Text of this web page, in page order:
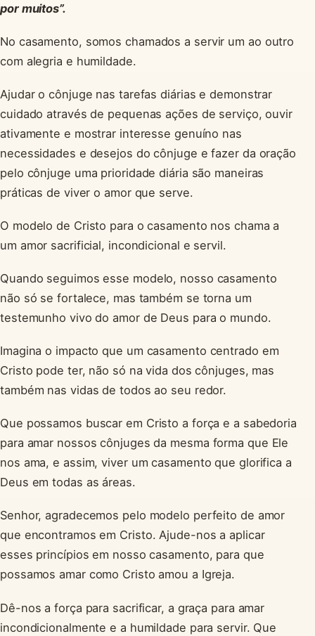
por muitos”.
No casamento, somos chamados a servir um ao outro
com alegria e humildade.
Ajudar o cônjuge nas tarefas diárias e demonstrar
cuidado através de pequenas ações de serviço, ouvir
ativamente e mostrar interesse genuíno nas
necessidades e desejos do cônjuge e fazer da oração
pelo cônjuge uma prioridade diária são maneiras
práticas de viver o amor que serve.
O modelo de Cristo para o casamento nos chama a
um amor sacrificial, incondicional e servil.
Quando seguimos esse modelo, nosso casamento
não só se fortalece, mas também se torna um
testemunho vivo do amor de Deus para o mundo.
Imagina o impacto que um casamento centrado em
Cristo pode ter, não só na vida dos cônjuges, mas
também nas vidas de todos ao seu redor.
Que possamos buscar em Cristo a força e a sabedoria
para amar nossos cônjuges da mesma forma que Ele
nos ama, e assim, viver um casamento que glorifica a
Deus em todas as áreas.
Senhor, agradecemos pelo modelo perfeito de amor
que encontramos em Cristo. Ajude-nos a aplicar
esses princípios em nosso casamento, para que
possamos amar como Cristo amou a Igreja.
Dê-nos a força para sacrificar, a graça para amar
incondicionalmente e a humildade para servir. Que